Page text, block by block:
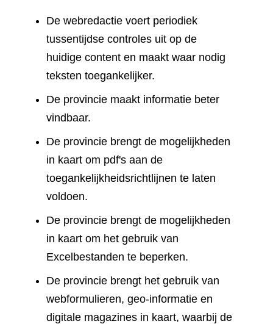
De webredactie voert periodiek
tussentijdse controles uit op de
huidige content en maakt waar nodig
teksten toegankelijker.
De provincie maakt informatie beter
vindbaar.
De provincie brengt de mogelijkheden
in kaart om pdf's aan de
toegankelijkheidsrichtlijnen te laten
voldoen.
De provincie brengt de mogelijkheden
in kaart om het gebruik van
Excelbestanden te beperken.
De provincie brengt het gebruik van
webformulieren, geo-informatie en
digitale magazines in kaart, waarbij de